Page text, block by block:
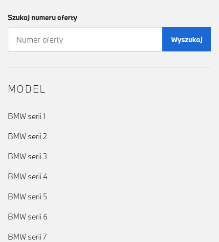
Szukaj numeru oferty
Wyszukaj
MODEL
BMW serii 1
BMW serii 2
BMW serii 3
BMW serii 4
BMW serii 5
BMW serii 6
BMW serii 7